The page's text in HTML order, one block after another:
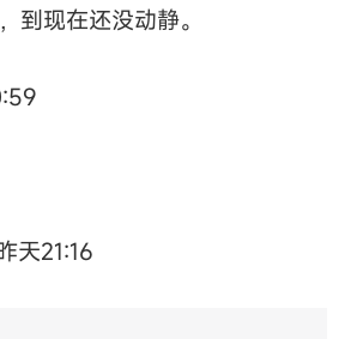
到现在还没动静。
天21:16